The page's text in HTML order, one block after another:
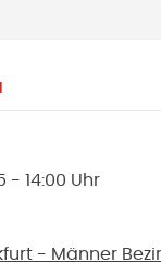
- 14:00 Uhr
- Männer